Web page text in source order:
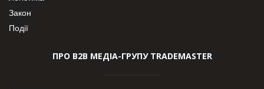
Закон
Події
ПРО В2В МЕДІА-ГРУПУ TRADEMASTER